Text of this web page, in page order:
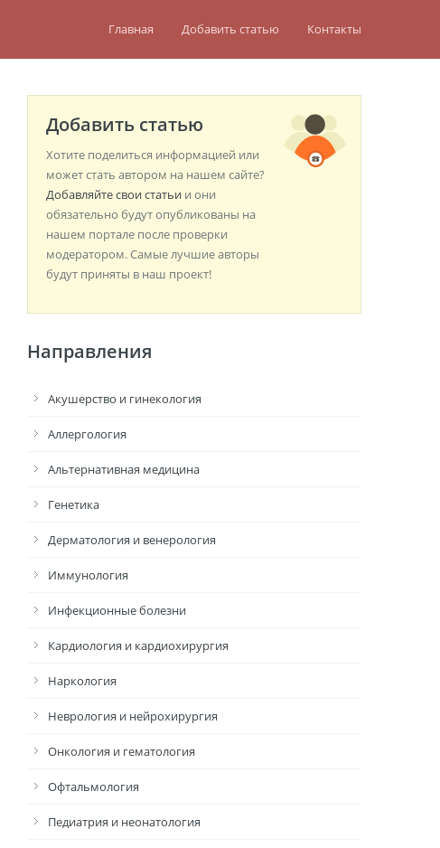
Главная Добавить статью Контакты
Добавить статью
Хотите поделиться информацией или
может стать автором на нашем сайте?
Добавляйте свои статьи и они
обязательно будут опубликованы на
нашем портале после проверки
модератором. Самые лучшие авторы
будут приняты в наш проект!
Направления
Акушерство и гинекология
Аллергология
Альтернативная медицина
Генетика
Дерматология и венерология
Иммунология
Инфекционные болезни
Кардиология и кардиохирургия
Наркология
Неврология и нейрохирургия
Онкология и гематология
Офтальмология
Педиатрия и неонатология